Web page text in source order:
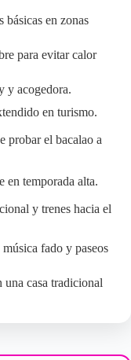
básicas en zonas
para evitar calor
acogedora.
en turismo.
probar el bacalao a
en temporada alta.
y trenes hacia el
fado y paseos
una casa tradicional